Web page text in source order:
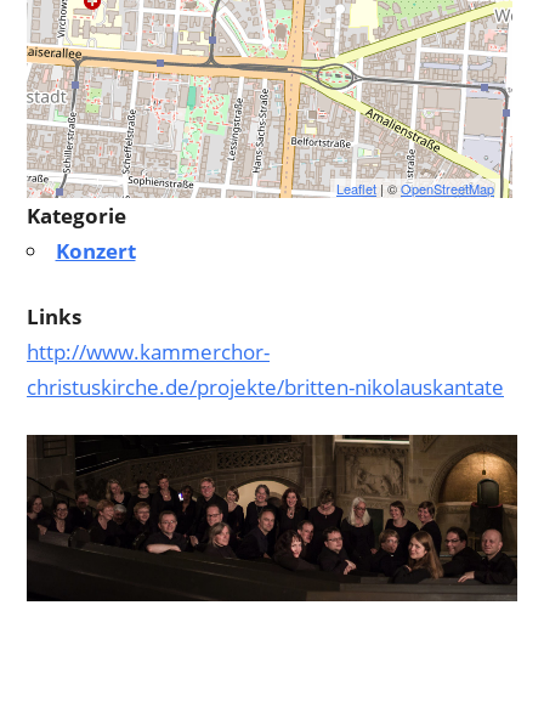
Leaflet | ©OpenStreetMap
Kategorie
Konzert
Links
http://www.kammerchor-
christuskirche.de/projekte/britten-nikolauskantate